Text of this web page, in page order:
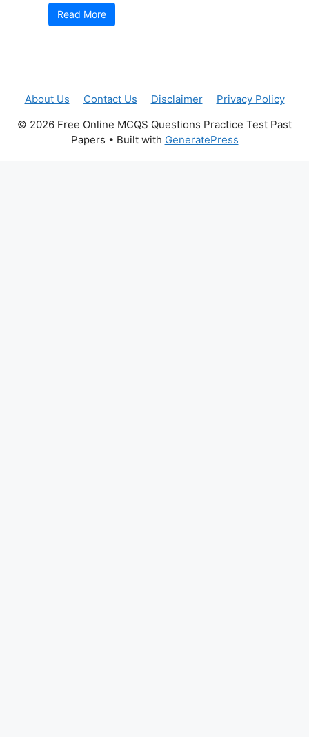
Read More
About Us Contact Us Disclaimer
Privacy Policy
© 2026 Free Online MCQS Questions Practice Test Past
Papers • Built with GeneratePress